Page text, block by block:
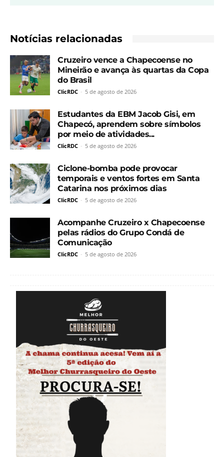
Notícias relacionadas
Cruzeiro vence a Chapecoense no
Mineirão e avança às quartas da Copa
do Brasil
ClicRDC - 5 de agosto de 2026
Estudantes da EBM Jacob Gisi, em
Chapecó, aprendem sobre símbolos
por meio de atividades...
ClicRDC - 5 de agosto de 2026
Ciclone-bomba pode provocar
temporais e ventos fortes em Santa
Catarina nos próximos dias
ClicRDC - 5 de agosto de 2026
Acompanhe Cruzeiro x Chapecoense
pelas rádios do Grupo Condá de
Comunicação
ClicRDC - 5 de agosto de 2026